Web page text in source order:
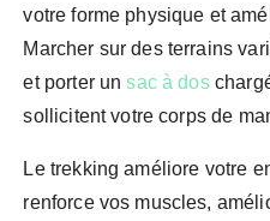
votre forme physique et
Marcher sur des terrains
et porter unsac à dos
sollicitent votre corps de
Le trekking améliore votre
renforce vos muscles,